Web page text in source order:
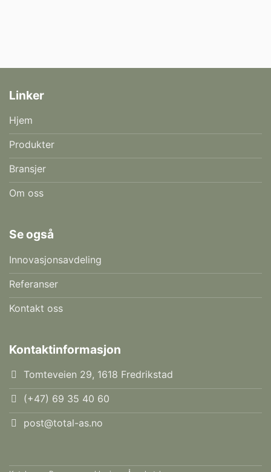
Linker
Hjem
Produkter
Bransjer
Om oss
Se også
Innovasjonsavdeling
Referanser
Kontakt oss
Kontaktinformasjon
Tomteveien 29, 1618 Fredrikstad
(+47) 69 35 40 60
post@total-as.no